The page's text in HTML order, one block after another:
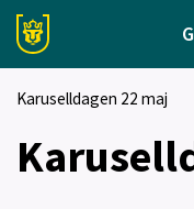
Karuselldagen 22 maj